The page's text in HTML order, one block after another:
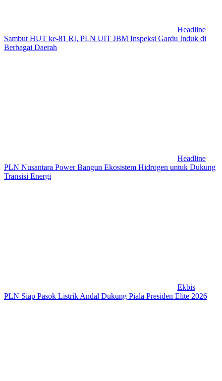
Headline
Sambut HUT ke-81 RI, PLN UIT JBM Inspeksi Gardu Induk di
Berbagai Daerah
Headline
PLN Nusantara Power Bangun Ekosistem Hidrogen untuk Dukung
Transisi Energi
Ekbis
PLN Siap Pasok Listrik Andal Dukung Piala Presiden Elite 2026